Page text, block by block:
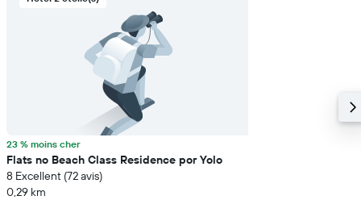
23 % moins cher
Flats no Beach Class Residence por Yolo
8 Excellent (72 avis)
0,29 km